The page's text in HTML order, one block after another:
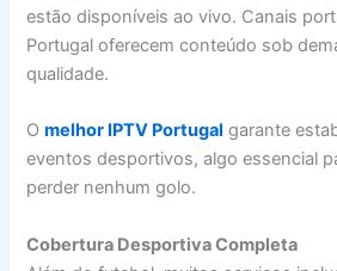
estão disponíveis ao vivo. Canais
Portugal oferecem conteúdo sob
qualidade.
Omelhor IPTV Portugal garante
eventos desportivos, algo essencial
perder nenhum golo.
Cobertura Desportiva Completa